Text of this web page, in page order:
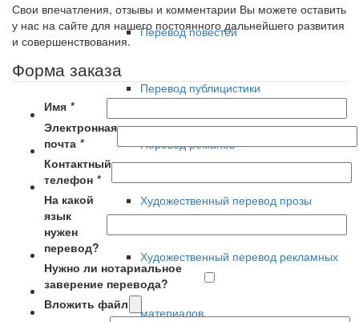
Перевод повестей
Перевод публицистики
Перевод романов
Художественный перевод прозы
Художественный перевод рекламных
материалов
Свои впечатления, отзывы и комментарии Вы можете оставить
у нас на сайте для нашего постоянного дальнейшего развития
и совершенствования.
Форма заказа
Имя *
Электронная
почта *
Контактный
телефон *
На какой
язык
нужен
перевод?
Нужно ли нотариальное
заверение перевода?
Вложить файл